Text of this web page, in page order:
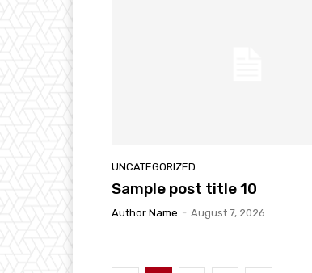
UNCATEGORIZED
Sample post title 10
Author Name - August 7, 2026